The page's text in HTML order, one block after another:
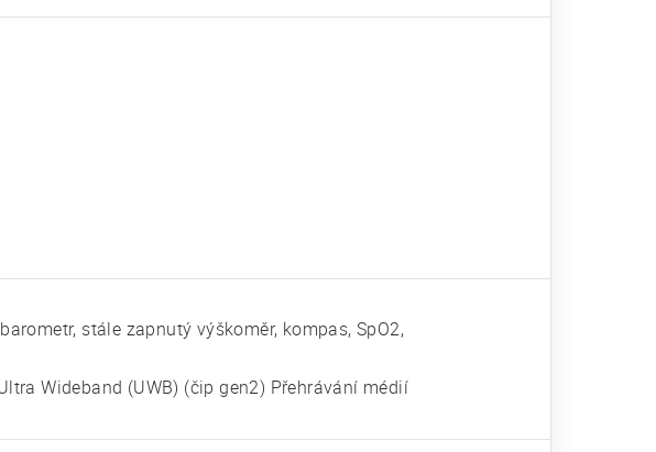
stále zapnutý výškoměr, kompas, SpO2,
Wideband (UWB) (čip gen2) Přehrávání médií